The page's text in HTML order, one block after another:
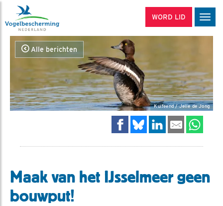
WORD LID
Alle berichten
Kuifeend / Jelle de Jong
Maak van het IJsselmeer geen
bouwput!